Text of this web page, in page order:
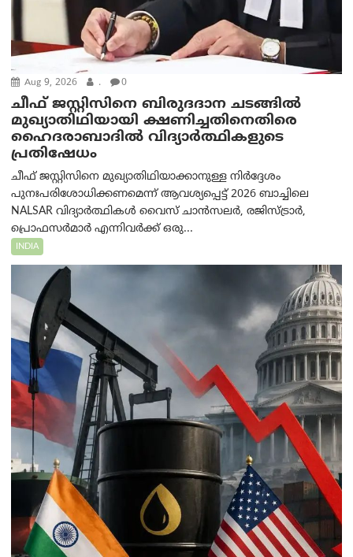
Aug 9, 2026 . 0
ചീഫ് ജസ്റ്റിസിനെ ബിരുദദാന ചടങ്ങില്‍
മുഖ്യാതിഥിയായി ക്ഷണിച്ചതിനെതിരെ
ഹൈദരാബാദില്‍ വിദ്യാർത്ഥികളുടെ
പ്രതിഷേധം
ചീഫ് ജസ്റ്റിസിനെ മുഖ്യാതിഥിയാക്കാനുള്ള നിർദ്ദേശം
പുനഃപരിശോധിക്കണമെന്ന് ആവശ്യപ്പെട്ട് 2026 ബാച്ചിലെ
NALSAR വിദ്യാർത്ഥികൾ വൈസ് ചാൻസലർ, രജിസ്ട്രാർ,
പ്രൊഫസർമാർ എന്നിവർക്ക് ഒരു...
INDIA